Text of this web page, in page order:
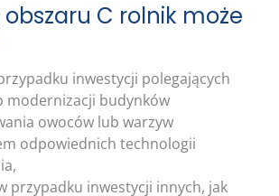
C rolnik może
inwestycji polegających
modernizacji budynków
owoców lub warzyw
odpowiednich technologii
przypadku inwestycji innych, jak